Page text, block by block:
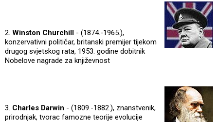
2. Winston Churchill - (1874.-1965.),
konzervativni političar, britanski premijer tijekom
drugog svjetskog rata, 1953. godine dobitnik
Nobelove nagrade za književnost
3. Charles Darwin - (1809.-1882.), znanstvenik,
prirodnjak, tvorac famozne teorije evolucije